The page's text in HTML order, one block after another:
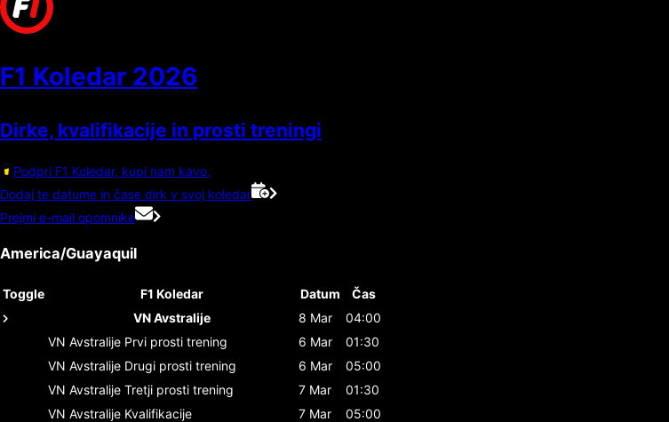
F1 Koledar 2026
Dirke, kvalifikacije in prosti treningi
Podpri F1 Koledar, kupi nam kavo.
Dodaj te datume in čase dirk v svoj koledar
Prejmi e-mail opomnike
America/Guayaquil
Toggle F1 Koledar Datum
Čas
VN Avstralije
8 Mar
04:00
VN Avstralije Prvi prosti trening 6 Mar
01:30
VN Avstralije Drugi prosti trening 6 Mar
05:00
VN Avstralije Tretji prosti trening 7 Mar
01:30
VN Avstralije Kvalifikacije 7 Mar
05:00